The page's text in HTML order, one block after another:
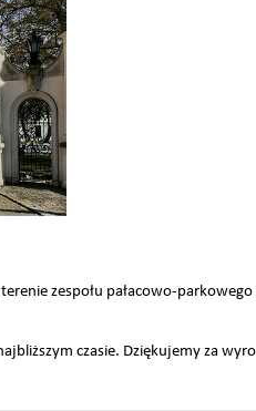
zespołu pałacowo-
czasie. Dziękujemy za